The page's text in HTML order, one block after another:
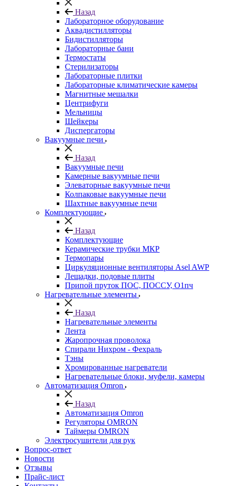
Назад
Лабораторное оборудование
Аквадистилляторы
Бидистилляторы
Лабораторные бани
Термостаты
Стерилизаторы
Лабораторные плитки
Лабораторные климатические камеры
Магнитные мешалки
Центрифуги
Мельницы
Шейкеры
Диспергаторы
Вакуумные печи
Назад
Вакуумные печи
Камерные вакуумные печи
Элеваторные вакуумные печи
Колпаковые вакуумные печи
Шахтные вакуумные печи
Комплектующие
Назад
Комплектующие
Керамические трубки МКР
Термопары
Циркуляционные вентиляторы Asel AWP
Лещадки, подовые плиты
Припой пруток ПОС, ПОССУ, О1пч
Нагревательные элементы
Назад
Нагревательные элементы
Лента
Жаропрочная проволока
Спирали Нихром - Фехраль
Тэны
Хромированные нагреватели
Нагревательные блоки, муфели, камеры
Автоматизация Omron
Назад
Автоматизация Omron
Регуляторы OMRON
Таймеры OMRON
Электросушители для рук
Вопрос-ответ
Новости
Отзывы
Прайс-лист